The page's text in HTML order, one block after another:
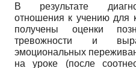
В результате
отношения к учению для
получены оценки
тревожности и
эмоциональных
на уроке (после